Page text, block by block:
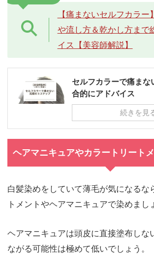
【痛まないセルフカラ
や流し方＆乾かし方まで
イス【美容師解説】
セルフカラーで痛まな
合的にアドバイス
続きを見
ヘアマニキュアやカラートリート
白髪染めをしていて薄毛が気になるな
トメントやヘアマニキュアで染めまし
ヘアマニキュアは頭皮に直接塗布しな
ながる可能性は極めて低いでしょう。